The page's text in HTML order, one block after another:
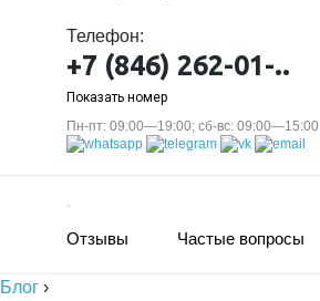
Телефон:
+7 (846) 262-01-..
Показать номер
Пн-пт: 09:00—19:00; сб-вс: 09:00—15:00
Отзывы Частые вопросы
Блог ›